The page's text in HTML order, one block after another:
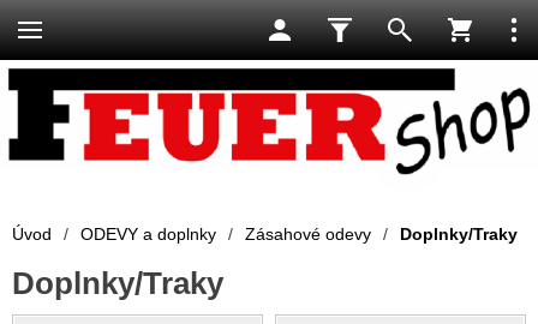
Úvod / ODEVY a doplnky / Zásahové odevy / Doplnky/Traky
Doplnky/Traky